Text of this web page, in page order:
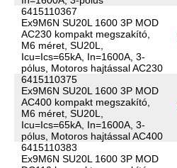
6415110367
Ex9M6N SU20L 1600 3P MOD
AC230 kompakt megszakító,
M6 méret, SU20L,
Icu=Ics=65kA, In=1600A, 3-
pólus, Motoros hajtással AC230
6415110375
Ex9M6N SU20L 1600 3P MOD
AC400 kompakt megszakító,
M6 méret, SU20L,
Icu=Ics=65kA, In=1600A, 3-
pólus, Motoros hajtással AC400
6415110383
Ex9M6N SU20L 1600 3P MOD